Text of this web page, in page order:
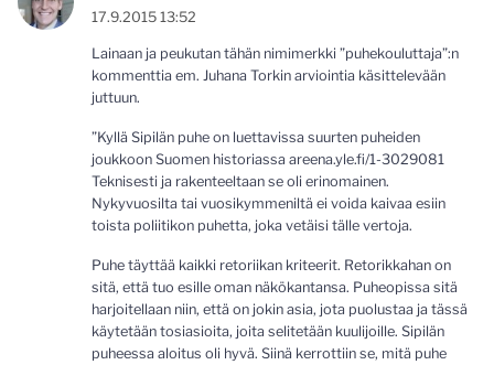
17.9.2015 13:52
Lainaan ja peukutan tähän nimimerkki ”puhekouluttaja”:n
kommenttia em. Juhana Torkin arviointia käsittelevään
juttuun.
”Kyllä Sipilän puhe on luettavissa suurten puheiden
joukkoon Suomen historiassa areena.yle.fi/1-3029081
Teknisesti ja rakenteeltaan se oli erinomainen.
Nykyvuosilta tai vuosikymmeniltä ei voida kaivaa esiin
toista poliitikon puhetta, joka vetäisi tälle vertoja.
Puhe täyttää kaikki retoriikan kriteerit. Retorikkahan on
sitä, että tuo esille oman näkökantansa. Puheopissa sitä
harjoitellaan niin, että on jokin asia, jota puolustaa ja tässä
käytetään tosiasioita, joita selitetään kuulijoille. Sipilän
puheessa aloitus oli hyvä. Siinä kerrottiin se, mitä puhe